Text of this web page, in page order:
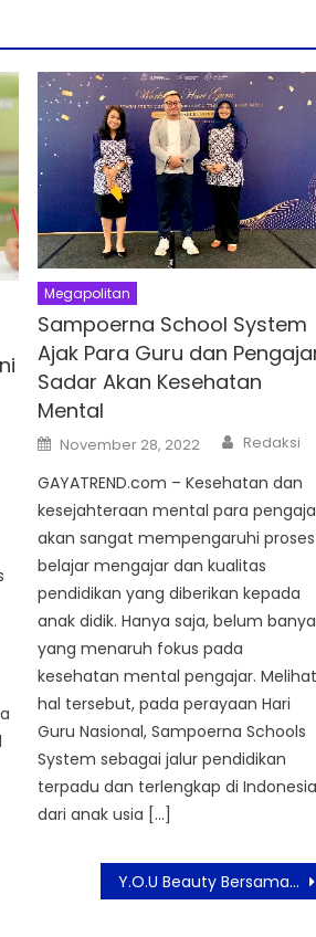
Megapolitan
Sampoerna School System
Ajak Para Guru dan
Sadar Akan Kesehatan
Mental
Posted
on
November 28, 2022 Author
Redaksi
GAYATREND.com – Kesehatan dan
kesejahteraan mental para
akan sangat mempengaruhi proses
belajar mengajar dan kualitas
pendidikan yang diberikan kepada
anak didik. Hanya saja, belum
yang menaruh fokus pada
kesehatan mental pengajar. Melihat
hal tersebut, pada perayaan Hari
Guru Nasional, Sampoerna Schools
System sebagai jalur pendidikan
terpadu dan terlengkap di Indonesia
dari anak usia […]
Y.O.U Beauty Bersama KitaBisa Beri Apresiasi Para Perempuan Tulang Punggung